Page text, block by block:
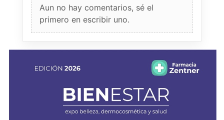
Aun no hay comentarios, sé el
primero en escribir uno.